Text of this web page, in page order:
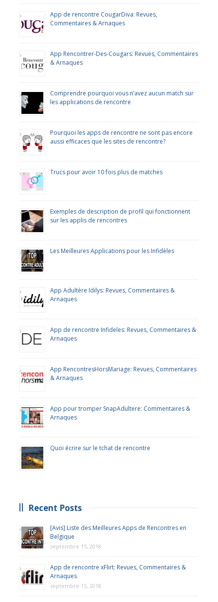
App de rencontre CougarDiva: Revues,
Commentaires & Arnaques
App Rencontrer-Des-Cougars: Revues, Commentaires
& Arnaques
Comprendre pourquoi vous n’avez aucun match sur
les applications de rencontre
Pourquoi les apps de rencontre ne sont pas encore
aussi efficaces que les sites de rencontre?
Trucs pour avoir 10 fois plus de matches
Exemples de description de profil qui fonctionnent
sur les applis de rencontres
Les Meilleures Applications pour les Infidèles
App Adultère Idilys: Revues, Commentaires &
Arnaques
App de rencontre Infideles: Revues, Commentaires &
Arnaques
App RencontresHorsMariage: Revues, Commentaires
& Arnaques
App pour tromper SnapAdultere: Commentaires &
Arnaques
Quoi écrire sur le tchat de rencontre
Recent Posts
[Avis] Liste des Meilleures Apps de Rencontres en
Belgique
septembre 15, 2018
App de rencontre xFlirt: Revues, Commentaires &
Arnaques
septembre 15, 2018